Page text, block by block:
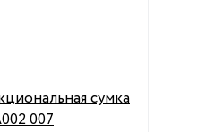
сумка
007